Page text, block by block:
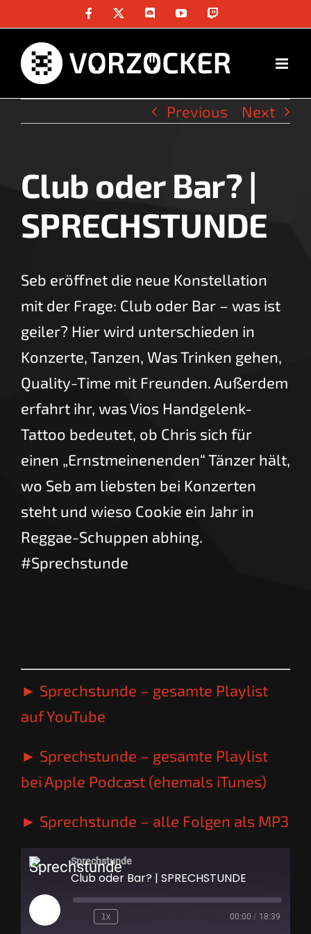
content
Facebook DiscordYouTube
Previous Next
View
Larger
Image
Club oder Bar? |
SPRECHSTUNDE
Seb eröffnet die neue Konstellation
mit der Frage: Club oder Bar – was ist
geiler? Hier wird unterschieden in
Konzerte, Tanzen, Was Trinken gehen,
Quality-Time mit Freunden. Außerdem
erfahrt ihr, was Vios Handgelenk-
Tattoo bedeutet, ob Chris sich für
einen „Ernstmeinenenden“ Tänzer hält,
wo Seb am liebsten bei Konzerten
steht und wieso Cookie ein Jahr in
Reggae-Schuppen abhing.
#Sprechstunde
► Sprechstunde – gesamte Playlist
auf YouTube
► Sprechstunde – gesamte Playlist
bei Apple Podcast (ehemals iTunes)
► Sprechstunde – alle Folgen als MP3
Sprechstunde
Club oder Bar? | SPRECHSTUNDE
Play
Episode
1x 00:00 / 18:39